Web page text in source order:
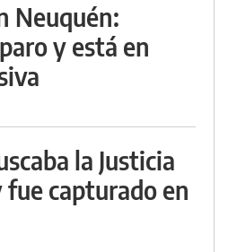
Neuquén:
y está en
la Justicia
fue capturado en